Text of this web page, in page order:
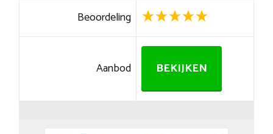
Beoordeling
Aanbod BEKIJKEN